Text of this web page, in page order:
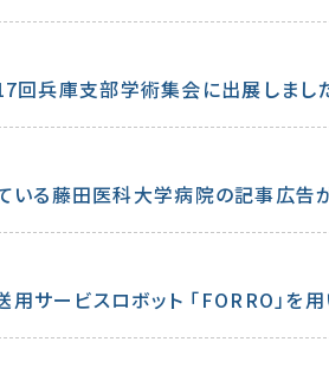
回兵庫支部学術集会に出展しまし
いる藤田医科大学病院の記事広告
【お知らせ】東京医科大学病院